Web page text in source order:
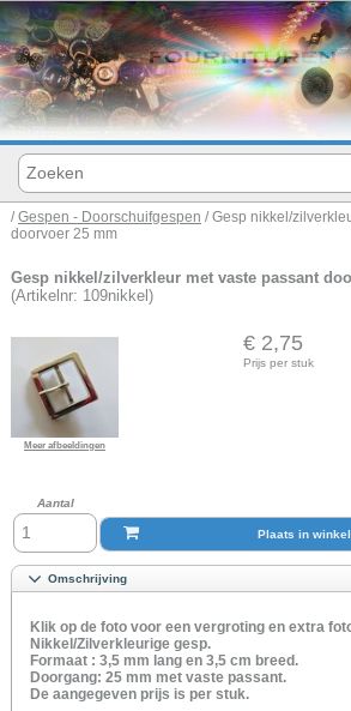
/Gespen - Doorschuifgespen / Gesp nikkel/
doorvoer 25 mm
Gesp nikkel/zilverkleur met vaste passant
(Artikelnr: 109nikkel)
Meer afbeeldingen
€ 2,75
Prijs per stuk
Aantal
Plaats in
Omschrijving
Klik op de foto voor een vergroting en extra
Nikkel/Zilverkleurige gesp.
Formaat : 3,5 mm lang en 3,5 cm breed.
Doorgang: 25 mm met vaste passant.
De aangegeven prijs is per stuk.